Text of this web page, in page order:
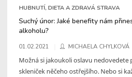
HUBNUTÍ, DIETA A ZDRAVÁ STRAVA
Suchý únor: Jaké benefity nám
alkoholu?
01.02.2021 MICHAELA CHYLKOVÁ
Možná si jakoukoli oslavu nedovedete
skleniček něčeho ostřejšího. Nebo si